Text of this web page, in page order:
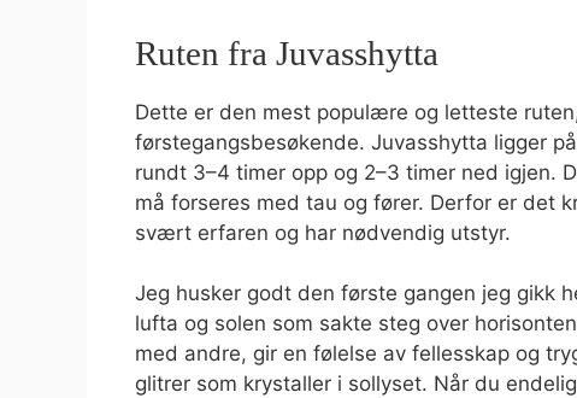
Ruten fra Juvasshytta
Dette er den mest populære og letteste
førstegangsbesøkende. Juvasshytta ligger
rundt 3–4 timer opp og 2–3 timer ned igjen.
må forseres med tau og fører. Derfor er det
svært erfaren og har nødvendig utstyr.
Jeg husker godt den første gangen jeg gikk
lufta og solen som sakte steg over
med andre, gir en følelse av fellesskap og
glitrer som krystaller i sollyset. Når du